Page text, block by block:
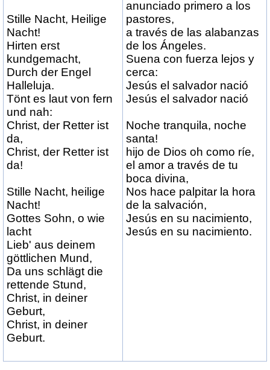
Stille Nacht, Heilige
Nacht!
Hirten erst
kundgemacht,
Durch der Engel
Halleluja.
Tönt es laut von fern
und nah:
Christ, der Retter ist
da,
Christ, der Retter ist
da!
Stille Nacht, heilige
Nacht!
Gottes Sohn, o wie
lacht
Lieb' aus deinem
göttlichen Mund,
Da uns schlägt die
rettende Stund,
Christ, in deiner
Geburt,
Christ, in deiner
Geburt.
anunciado primero a los
pastores,
a través de las alabanzas
de los Ángeles.
Suena con fuerza lejos y
cerca:
Jesús el salvador nació
Jesús el salvador nació
Noche tranquila, noche
santa!
hijo de Dios oh como ríe,
el amor a través de tu
boca divina,
Nos hace palpitar la hora
de la salvación,
Jesús en su nacimiento,
Jesús en su nacimiento.